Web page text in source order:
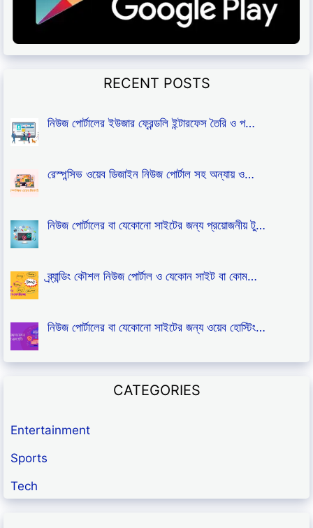
RECENT POSTS
নিউজ পোর্টালের ইউজার ফ্রেন্ডলি ইন্টারফেস তৈরি ও প…
রেস্পন্সিভ ওয়েব ডিজাইন নিউজ পোর্টাল সহ অন্যায় ও…
নিউজ পোর্টালের বা যেকোনো সাইটের জন্য প্রয়োজনীয় টু…
ব্র্যান্ডিং কৌশল নিউজ পোর্টাল ও যেকোন সাইট বা কোম…
নিউজ পোর্টালের বা যেকোনো সাইটের জন্য ওয়েব হোস্টিং…
CATEGORIES
Entertainment
Sports
Tech